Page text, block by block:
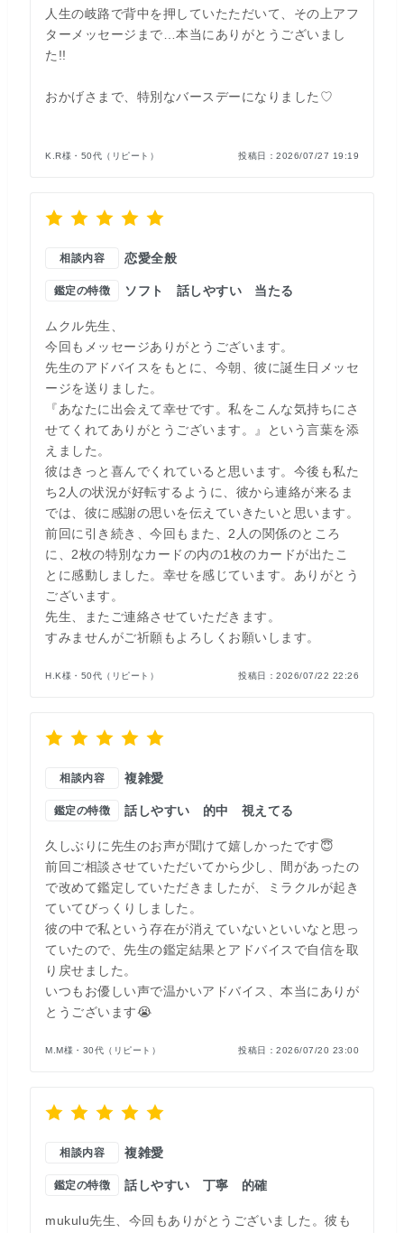
人生の岐路で背中を押していたただいて、その上アフ
ターメッセージまで…本当にありがとうございまし
た!!
おかげさまで、特別なバースデーになりました♡
K.R様・50代（リピート） 投稿日： 2026/07/27 19:19
相談内容 恋愛全般
鑑定の特徴 ソフト 話しやすい 当たる
ムクル先生、
今回もメッセージありがとうございます。
先生のアドバイスをもとに、今朝、彼に誕生日メッセ
ージを送りました。
『あなたに出会えて幸せです。私をこんな気持ちにさ
せてくれてありがとうございます。』という言葉を添
えました。
彼はきっと喜んでくれていると思います。今後も私た
ち2人の状況が好転するように、彼から連絡が来るま
では、彼に感謝の思いを伝えていきたいと思います。
前回に引き続き、今回もまた、2人の関係のところ
に、2枚の特別なカードの内の1枚のカードが出たこ
とに感動しました。幸せを感じています。ありがとう
ございます。
先生、またご連絡させていただきます。
すみませんがご祈願もよろしくお願いします。
H.K様・50代（リピート） 投稿日： 2026/07/22 22:26
相談内容 複雑愛
鑑定の特徴 話しやすい 的中 視えてる
久しぶりに先生のお声が聞けて嬉しかったです😇
前回ご相談させていただいてから少し、間があったの
で改めて鑑定していただきましたが、ミラクルが起き
ていてびっくりしました。
彼の中で私という存在が消えていないといいなと思っ
ていたので、先生の鑑定結果とアドバイスで自信を取
り戻せました。
いつもお優しい声で温かいアドバイス、本当にありが
とうございます😭
M.M様・30代（リピート） 投稿日： 2026/07/20 23:00
相談内容 複雑愛
鑑定の特徴 話しやすい 丁寧 的確
mukulu先生、今回もありがとうございました。彼も